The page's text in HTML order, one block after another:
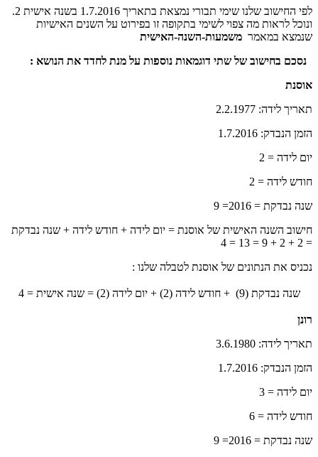
לפי החישוב שלנו שימי תבורי נמצאת בתאריך 1.7.2016 בשנה אישית 2.
ונוכל לראות מה צפוי לשימי בתקופה זו בפירוט על השנים האישיות
שנמצא במאמר משמעות-השנה-האישית
נסכם בחישוב של שתי דוגמאות נוספות על מנת לחדד את הנושא :
אוסנת
תאריך לידה: 2.2.1977
הזמן הנבדק: 1.7.2016
יום לידה = 2
חודש לידה = 2
שנה נבדקת = 2016= 9
חישוב השנה האישית של אוסנת = יום לידה + חודש לידה + שנה נבדקת
= 2 + 2 + 9 = 13 = 4
נכניס את הנתונים של אוסנת לטבלה שלנו :
שנה נבדקת (9) + חודש לידה (2) + יום לידה (2) = שנה אישית = 4
רונן
תאריך לידה: 3.6.1980
הזמן הנבדק: 1.7.2016
יום לידה = 3
חודש לידה = 6
שנה נבדקת = 2016= 9